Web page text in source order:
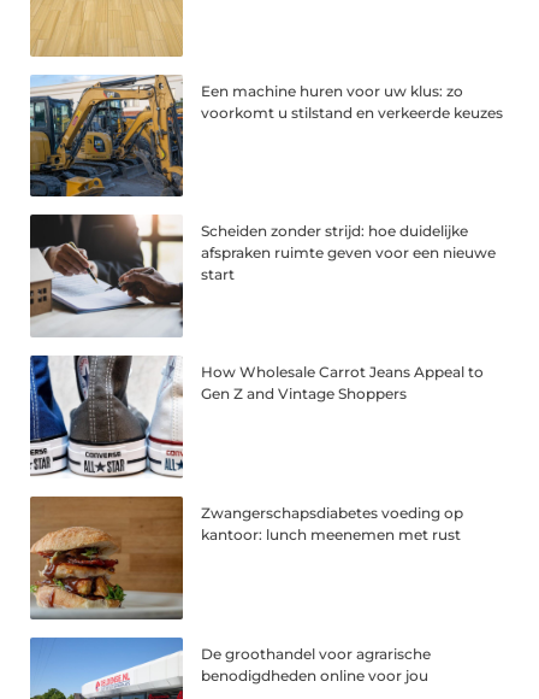
Een machine huren voor uw klus: zo
voorkomt u stilstand en verkeerde keuzes
Scheiden zonder strijd: hoe duidelijke
afspraken ruimte geven voor een nieuwe
start
How Wholesale Carrot Jeans Appeal to
Gen Z and Vintage Shoppers
Zwangerschapsdiabetes voeding op
kantoor: lunch meenemen met rust
De groothandel voor agrarische
benodigdheden online voor jou